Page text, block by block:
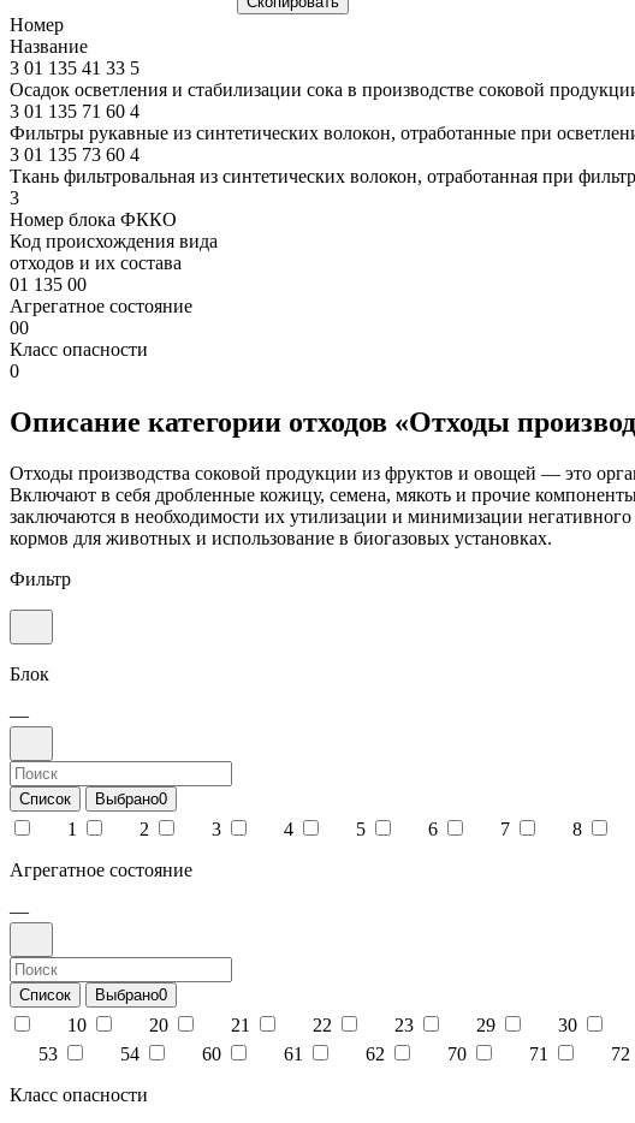
Номер
Название
3 01 135 41 33 5
Осадок осветления и стабилизации сока в производстве соковой
3 01 135 71 60 4
Фильтры рукавные из синтетических волокон, отработанные при
3 01 135 73 60 4
Ткань фильтровальная из синтетических волокон, отработанная при
3
Номер блока ФККО
Код происхождения вида
отходов и их состава
01 135 00
Агрегатное состояние
00
Класс опасности
0
Описание категории отходов «Отходы
Отходы производства соковой продукции из фруктов и овощей — это
Включают в себя дробленные кожицу, семена, мякоть и прочие
заключаются в необходимости их утилизации и минимизации
кормов для животных и использование в биогазовых установках.
Фильтр
Блок
—
Список Выбрано0
1 2 3 4 5 6 7 8
Агрегатное состояние
—
Список Выбрано0
10 20 21 22 23 29 30
53
54 60 61 62 70 71 72
Класс опасности